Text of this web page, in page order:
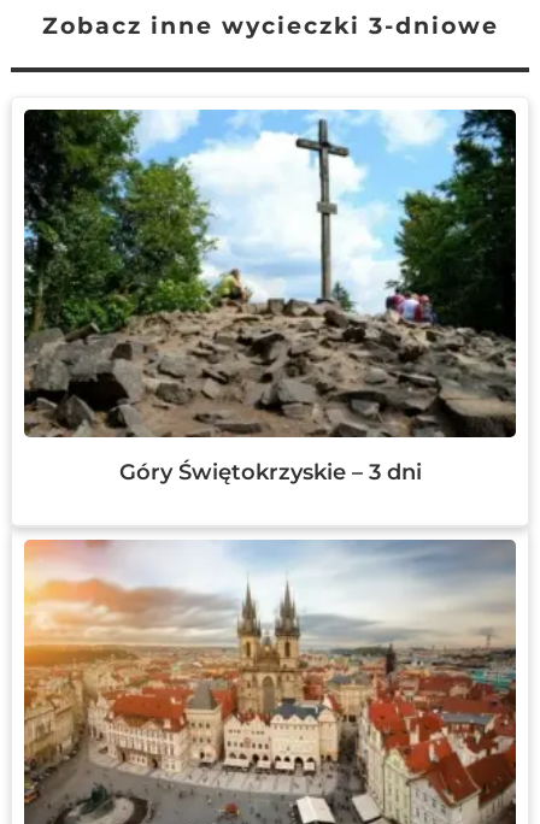
Zobacz inne wycieczki 3-dniowe
Góry Świętokrzyskie – 3 dni